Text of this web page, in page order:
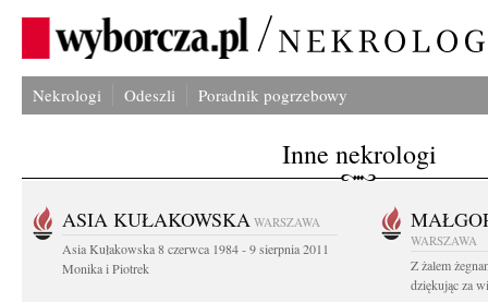
Nekrologi Odeszli Poradnik pogrzebowy
Inne nekrologi
ASIA KUŁAKOWSKA WARSZAWA
Asia Kułakowska 8 czerwca 1984 - 9 sierpnia 2011
Monika i Piotrek
WARSZAWA
Z żalem
dziękując za